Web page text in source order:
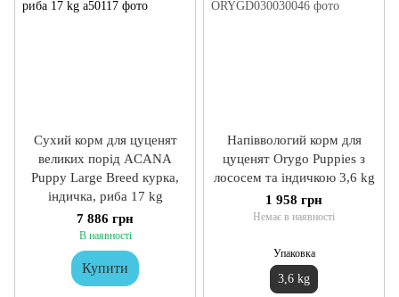
Сухий корм для цуценят
великих порід ACANA
Puppy Large Breed курка,
індичка, риба 17 kg
7 886 грн
В наявності
Купити
Напіввологий корм для
цуценят Orygo Puppies з
лососем та індичкою 3,6 kg
1 958 грн
Немає в наявності
Упаковка
3,6 kg